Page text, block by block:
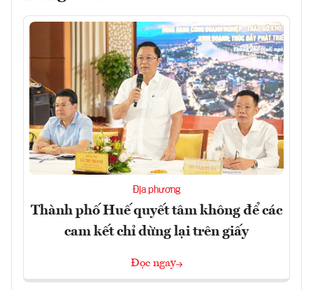
Địa phương
Thành phố Huế quyết tâm không để các
cam kết chỉ dừng lại trên giấy
Đọc ngay